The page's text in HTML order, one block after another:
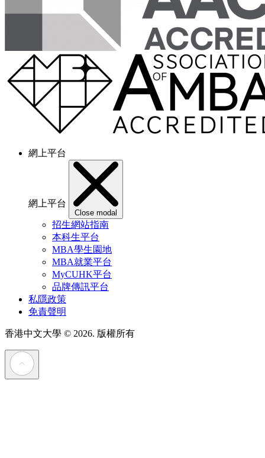
網上平台
網上平台
Close modal
招生網站指南
本科生平台
MBA學生園地
MBA就業平台
MyCUHK平台
品牌傳訊平台
私隱政策
免責聲明
香港中文大學 © 2026. 版權所有